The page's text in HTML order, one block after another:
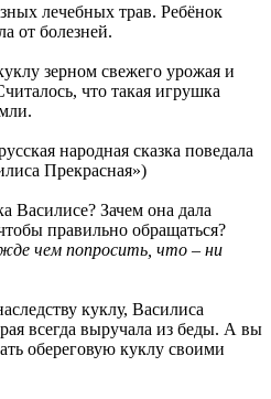
лечебных трав. Ребёнок
от болезней.
зерном свежего урожая и
что такая игрушка
народная сказка поведала
Прекрасная»)
Василисе? Зачем она дала
правильно обращаться?
чем попросить, что – ни
куклу, Василиса
всегда выручала из беды. А вы
обереговую куклу своими